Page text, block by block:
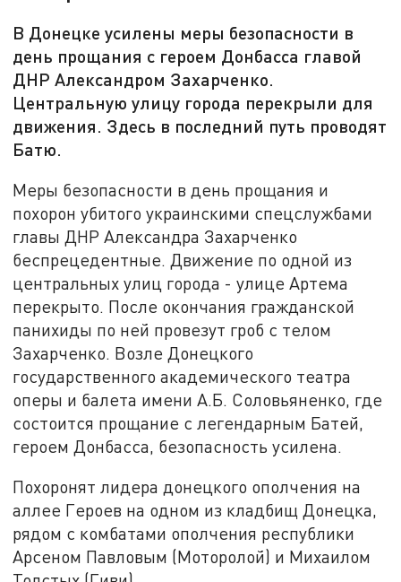
В Донецке усилены меры безопасности в
день прощания с героем Донбасса главой
ДНР Александром Захарченко.
Центральную улицу города перекрыли для
движения. Здесь в последний путь проводят
Батю.
Меры безопасности в день прощания и
похорон убитого украинскими спецслужбами
главы ДНР Александра Захарченко
беспрецедентные. Движение по одной из
центральных улиц города - улице Артема
перекрыто. После окончания гражданской
панихиды по ней провезут гроб с телом
Захарченко. Возле Донецкого
государственного академического театра
оперы и балета имени А.Б. Соловьяненко, где
состоится прощание с легендарным Батей,
героем Донбасса, безопасность усилена.
Похоронят лидера донецкого ополчения на
аллее Героев на одном из кладбищ Донецка,
рядом с комбатами ополчения республики
Арсеном Павловым (Моторолой) и Михаилом